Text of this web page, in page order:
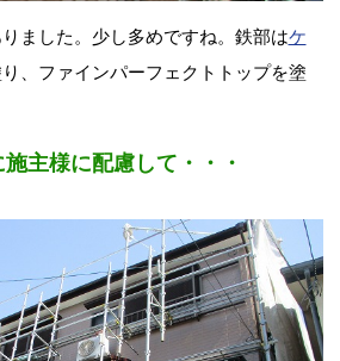
ました。少し多めですね。鉄部はケ
、ファインパーフェクトトップを塗
主様に配慮して・・・